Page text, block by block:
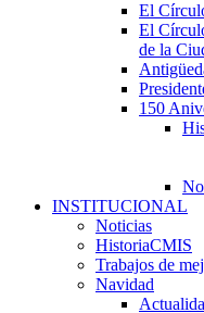
El
El
de la
150
INSTITUCIONAL
Noticias
HistoriaCMIS
Trabajos de
Navidad